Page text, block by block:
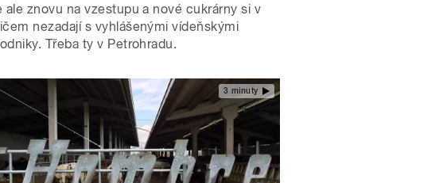
ale znovu na vzestupu a nové cukrárny si v
nezadají s vyhlášenými vídeňskými
Třeba ty v Petrohradu.
3 minuty